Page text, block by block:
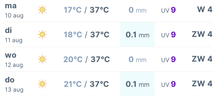
ma
10 aug
17°C / 37°C 0 mm UV 9 W 4
di
11 aug
18°C / 37°C 0.1 mm UV 9 ZW 4
wo
12 aug
20°C / 37°C 0 mm UV 9 ZW 4
do
13 aug
21°C / 37°C 0.1 mm UV 9 ZW 4